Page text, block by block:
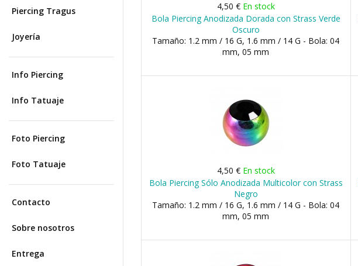
Piercing Tragus
Joyería
Info Piercing
Info Tatuaje
Foto Piercing
Foto Tatuaje
Contacto
Sobre nosotros
Entrega
4,50 € En stock
Bola Piercing Anodizada Dorada con Strass Verde
Oscuro
Tamaño: 1.2 mm / 16 G, 1.6 mm / 14 G - Bola: 04
mm, 05 mm
4,50 € En stock
Bola Piercing Sólo Anodizada Multicolor con Strass
Negro
Tamaño: 1.2 mm / 16 G, 1.6 mm / 14 G - Bola: 04
mm, 05 mm